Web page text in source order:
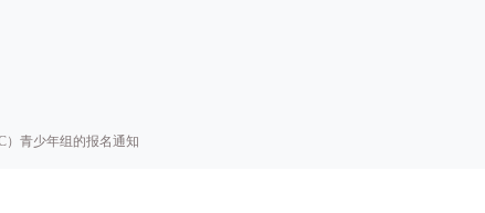
）青少年组的报名通知